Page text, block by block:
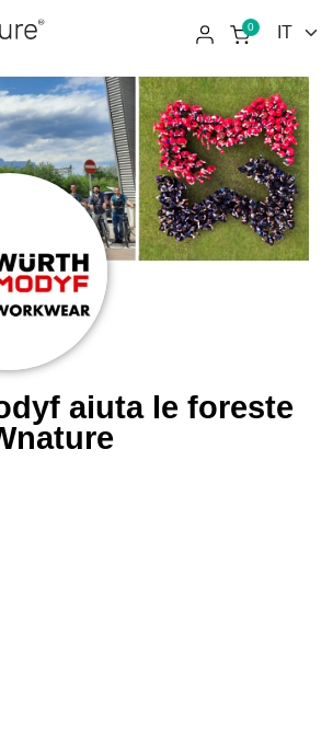
0
aiuta le foreste